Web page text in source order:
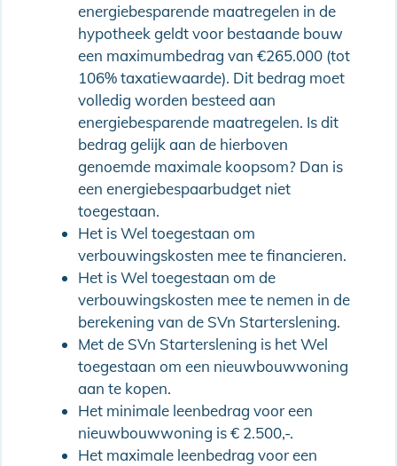
energiebesparende maatregelen in de
hypotheek geldt voor bestaande bouw
een maximumbedrag van €265.000 (tot
106% taxatiewaarde). Dit bedrag moet
volledig worden besteed aan
energiebesparende maatregelen. Is dit
bedrag gelijk aan de hierboven
genoemde maximale koopsom? Dan is
een energiebespaarbudget niet
toegestaan.
Het is Wel toegestaan om
verbouwingskosten mee te financieren.
Het is Wel toegestaan om de
verbouwingskosten mee te nemen in de
berekening van de SVn Starterslening.
Met de SVn Starterslening is het Wel
toegestaan om een nieuwbouwwoning
aan te kopen.
Het minimale leenbedrag voor een
nieuwbouwwoning is € 2.500,-.
Het maximale leenbedrag voor een